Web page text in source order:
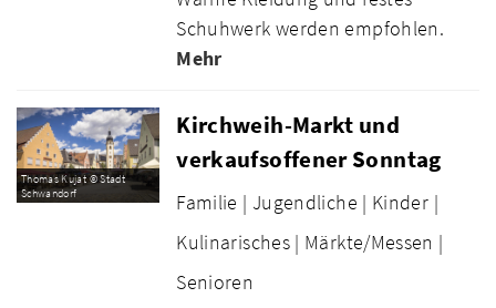
Schuhwerk werden empfohlen.
Mehr
Thomas Kujat © Stadt
Schwandorf
Kirchweih-Markt und
verkaufsoffener Sonntag
Familie | Jugendliche | Kinder |
Kulinarisches | Märkte/Messen |
Senioren